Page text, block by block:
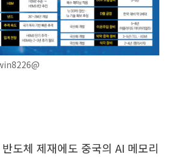
도체 제재에도 중국의 AI 메모리